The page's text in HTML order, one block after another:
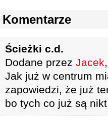
Komentarze
Ścieżki c.d.
Dodane przez Jacek
Jak już w centrum
zapowiedzi, że już
bo tych co już są